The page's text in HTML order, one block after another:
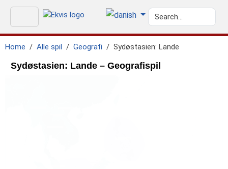
Home Alle spil Geografi Sydøstasien: Lande
Sydøstasien: Lande – Geografispil